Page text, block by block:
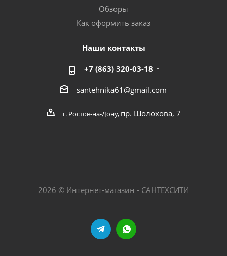
Обзоры
Как оформить заказ
Наши контакты
+7 (863) 320-03-18
santehnika61@gmail.com
г. Ростов-на-Дону, пр. Шолохова, 7
2026 © Интернет-магазин - САНТЕХСИТИ